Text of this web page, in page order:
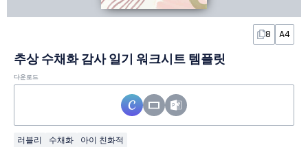
8 A4
추상 수채화 감사 일기 워크시트 템플릿
다운로드
러블리 수채화 아이 친화적